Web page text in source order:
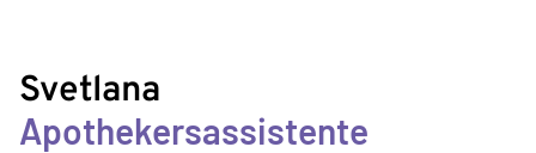
Svetlana
Apothekersassistente